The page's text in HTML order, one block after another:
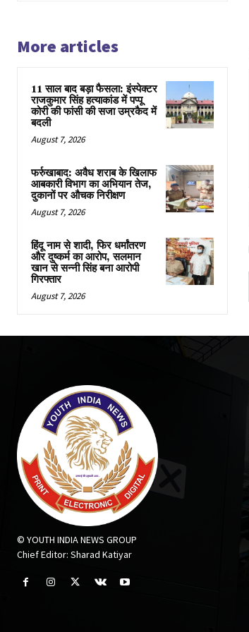
More articles
11 साल बाद बड़ा फैसला: इंस्पेक्टर
राजकुमार सिंह हत्याकांड में पप्पू
कोरी की फांसी की सजा उम्रकैद में
बदली
August 7, 2026
फर्रुखाबाद: अवैध शराब के खिलाफ
आबकारी विभाग का अभियान तेज,
दुकानों पर औचक निरीक्षण
August 7, 2026
हिंदू नाम से शादी, फिर धर्मांतरण
और दुष्कर्म का आरोप, सलमान
खान से सन्नी सिंह बना आरोपी
गिरफ्तार
August 7, 2026
© YOUTH INDIA NEWS GROUP
Chief Editor: Sharad Katiyar